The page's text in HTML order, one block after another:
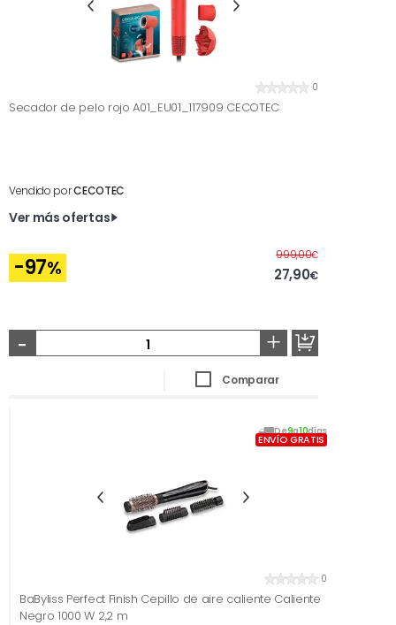
0
Secador de pelo rojo A01_EU01_117909 CECOTEC
Vendido porCECOTEC
Ver más ofertas
-97%
999,00€Antes
27,90€
- +
Comparar
De9a10días
ENVÍO GRATIS
0
BaByliss Perfect Finish Cepillo de aire caliente Caliente
Negro 1000 W 2,2 m